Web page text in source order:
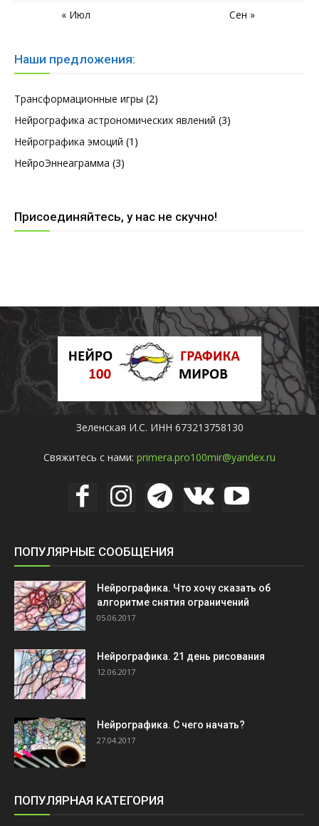
« Июл
Сен »
Наши предложения:
Трансформационные игры (2)
Нейрографика астрономических явлений (3)
Нейрографика эмоций (1)
НейроЭннеаграмма (3)
Присоединяйтесь, у нас не скучно!
Зеленская И.С. ИНН 673213758130
Свяжитесь с нами: primera.pro100mir@yandex.ru
ПОПУЛЯРНЫЕ СООБЩЕНИЯ
Нейрографика. Что хочу сказать об
алгоритме снятия ограничений
05.06.2017
Нейрографика. 21 день рисования
12.06.2017
Нейрографика. С чего начать?
27.04.2017
ПОПУЛЯРНАЯ КАТЕГОРИЯ